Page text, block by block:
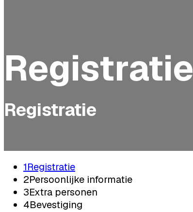
Registratie
Registratie
1Registratie
2Persoonlijke informatie
3Extra personen
4Bevestiging